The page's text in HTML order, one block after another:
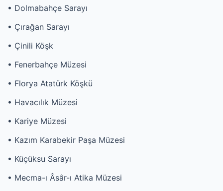
• Dolmabahçe Sarayı
• Çırağan Sarayı
• Çinili Köşk
• Fenerbahçe Müzesi
• Florya Atatürk Köşkü
• Havacılık Müzesi
• Kariye Müzesi
• Kazım Karabekir Paşa Müzesi
• Küçüksu Sarayı
• Mecma-ı Âsâr-ı Atika Müzesi